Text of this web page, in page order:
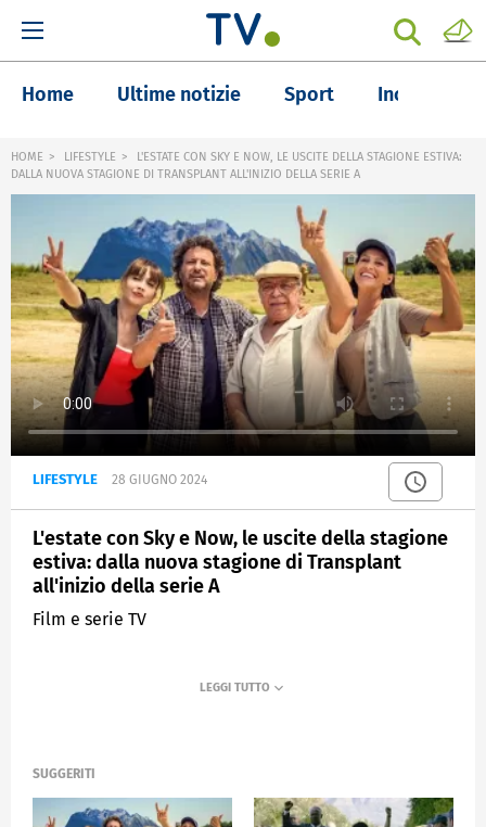
Home Ultime notizie Sport Inchieste
HOME LIFESTYLE
L'ESTATE CON SKY E NOW, LE USCITE DELLA STAGIONE ESTIVA:
DALLA NUOVA STAGIONE DI TRANSPLANT ALL'INIZIO DELLA SERIE A
LIFESTYLE 28 GIUGNO 2024
L'estate con Sky e Now, le uscite della stagione
estiva: dalla nuova stagione di Transplant
all'inizio della serie A
Film e serie TV
SUGGERITI